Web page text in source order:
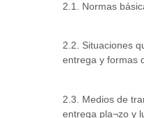
2.1. Normas
2.2. Situaciones
entrega y formas
2.3. Medios de
entrega pla¬zo y